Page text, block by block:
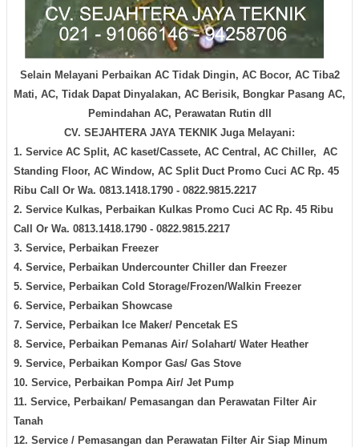
Selain Melayani Perbaikan AC Tidak Dingin, AC Bocor, AC Tiba2
Mati, AC, Tidak Dapat Dinyalakan, AC Berisik, Bongkar Pasang AC,
Pemindahan AC, Perawatan Rutin dll
CV. SEJAHTERA JAYA TEKNIK Juga Melayani:
1. Service AC Split, AC kaset/Cassete, AC Central, AC Chiller, AC
Standing Floor, AC Window, AC Split Duct Promo Cuci AC Rp. 45
Ribu Call Or Wa. 0813.1418.1790 - 0822.9815.2217
2. Service Kulkas, Perbaikan Kulkas Promo Cuci AC Rp. 45 Ribu
Call Or Wa. 0813.1418.1790 - 0822.9815.2217
3. Service, Perbaikan Freezer
4. Service, Perbaikan Undercounter Chiller dan Freezer
5. Service, Perbaikan Cold Storage/Frozen/Walkin Freezer
6. Service, Perbaikan Showcase
7. Service, Perbaikan Ice Maker/ Pencetak ES
8. Service, Perbaikan Pemanas Air/ Solahart/ Water Heather
9. Service, Perbaikan Kompor Gas/ Gas Stove
10. Service, Perbaikan Pompa Air/ Jet Pump
11. Service, Perbaikan/ Pemasangan dan Perawatan Filter Air
Tanah
12. Service / Pemasangan dan Perawatan Filter Air Siap Minum